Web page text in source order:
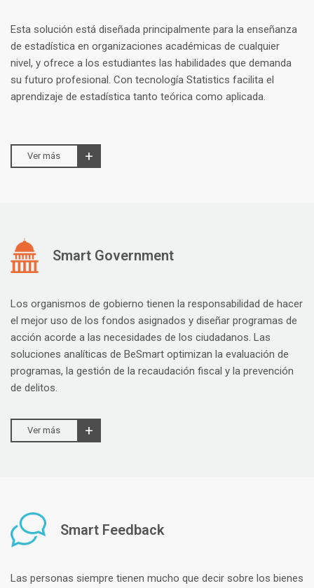
Esta solución está diseñada principalmente para la enseñanza
de estadística en organizaciones académicas de cualquier
nivel, y ofrece a los estudiantes las habilidades que demanda
su futuro profesional. Con tecnología Statistics facilita el
aprendizaje de estadística tanto teórica como aplicada.
Ver más
Smart Government
Los organismos de gobierno tienen la responsabilidad de hacer
el mejor uso de los fondos asignados y diseñar programas de
acción acorde a las necesidades de los ciudadanos. Las
soluciones analíticas de BeSmart optimizan la evaluación de
programas, la gestión de la recaudación fiscal y la prevención
de delitos.
Ver más
Smart Feedback
Las personas siempre tienen mucho que decir sobre los bienes